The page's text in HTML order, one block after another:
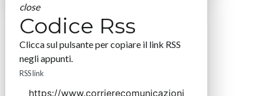
close
Codice Rss
Clicca sul pulsante per copiare il link RSS
negli appunti.
RSS link